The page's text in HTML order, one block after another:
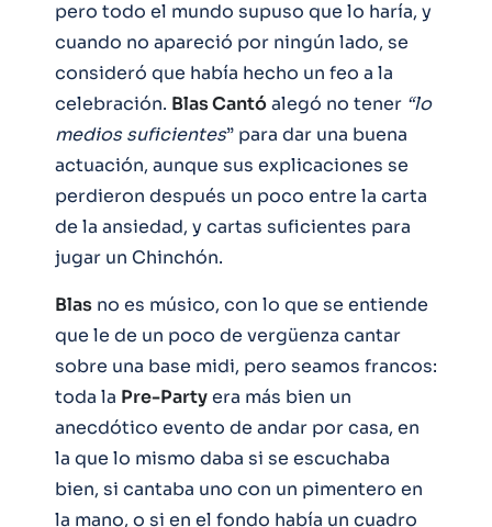
pero todo el mundo supuso que lo haría, y
cuando no apareció por ningún lado, se
consideró que había hecho un feo a la
celebración. Blas Cantóalegó no tener “lo
medios suficientes” para dar una buena
actuación, aunque sus explicaciones se
perdieron después un poco entre la carta
de la ansiedad, y cartas suficientes para
jugar un Chinchón.
Blas no es músico, con lo que se entiende
que le de un poco de vergüenza cantar
sobre una base midi, pero seamos francos:
toda la Pre-Partyera más bien un
anecdótico evento de andar por casa, en
la que lo mismo daba si se escuchaba
bien, si cantaba uno con un pimentero en
la mano, o si en el fondo había un cuadro